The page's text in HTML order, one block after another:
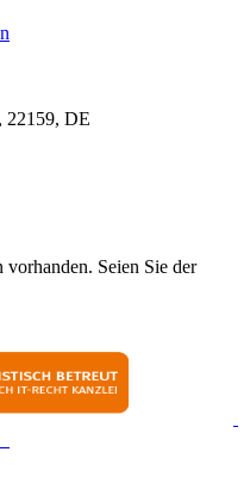
22159, DE
Seien Sie der